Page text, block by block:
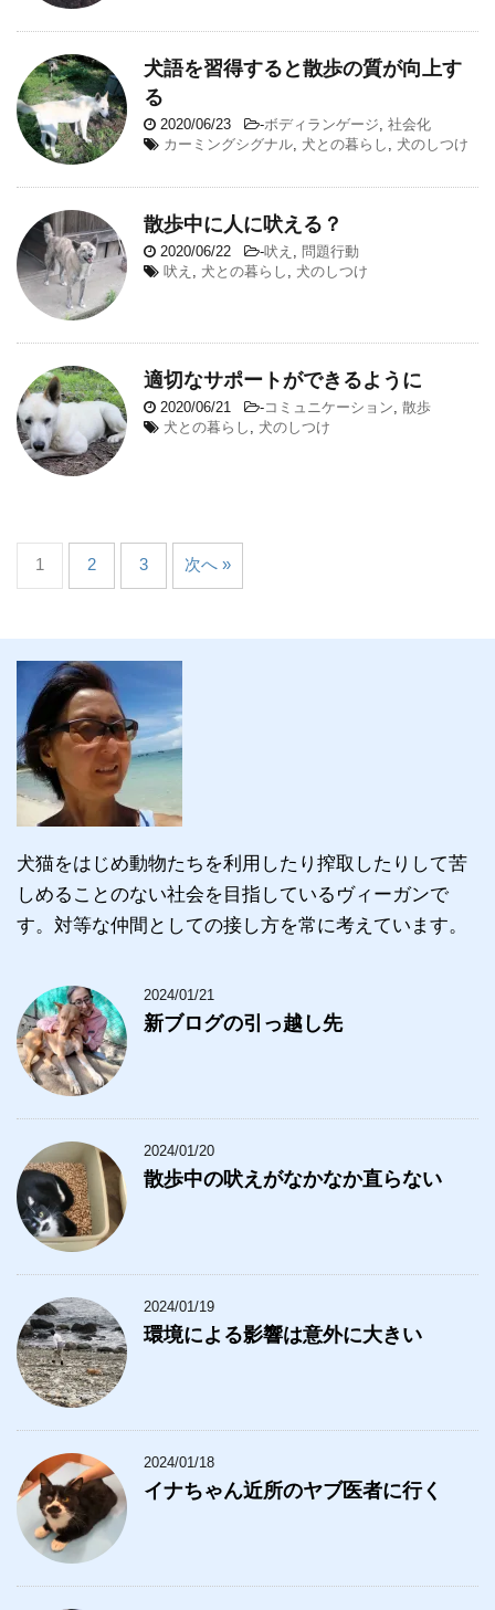
犬語を習得すると散歩の質が向上す
る
2020/06/23 -ボディランゲージ 社会化
カーミングシグナル 犬との暮らし 犬のしつけ
散歩中に人に吠える？
2020/06/22 -吠え
問題行動
吠え
犬との暮らし 犬のしつけ
適切なサポートができるように
2020/06/21 -コミュニケーション 散歩
犬との暮らし
犬のしつけ
1 2 3 次へ »
犬猫をはじめ動物たちを利用したり搾取したりして苦
しめることのない社会を目指しているヴィーガンで
す。対等な仲間としての接し方を常に考えています。
2024/01/21
新ブログの引っ越し先
2024/01/20
散歩中の吠えがなかなか直らない
2024/01/19
環境による影響は意外に大きい
2024/01/18
イナちゃん近所のヤブ医者に行く